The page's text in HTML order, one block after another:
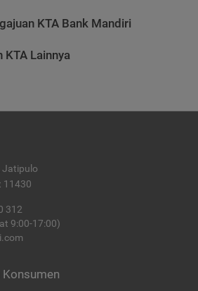
KTA Bank Mandiri
KTA Lainnya
Jatipulo
11430
312
9:00-17:00)
Konsumen